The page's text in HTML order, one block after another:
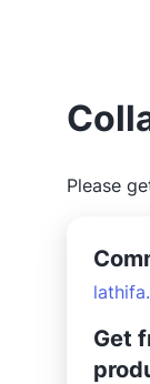
Please
Get